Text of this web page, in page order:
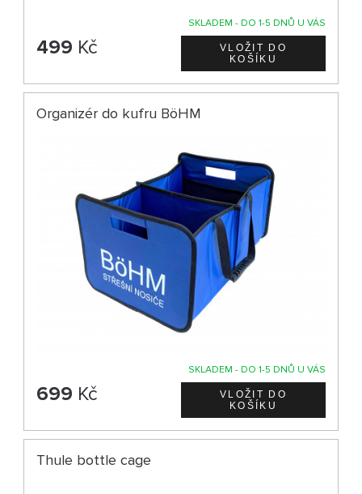
SKLADEM - DO 1-5 DNŮ U VÁS
499 Kč
Organizér do kufru BöHM
SKLADEM - DO 1-5 DNŮ U VÁS
699 Kč
Thule bottle cage